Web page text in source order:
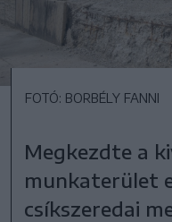
FOTÓ: BORBÉLY FANNI
Megkezdte a
munkaterület
csíkszeredai